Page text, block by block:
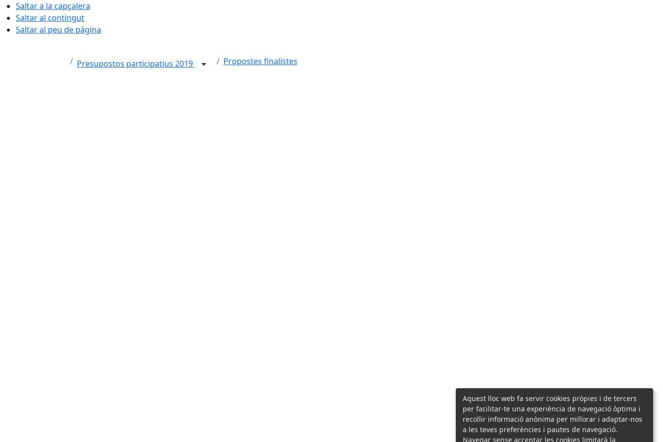
Saltar a la capçalera
Saltar al contingut
Saltar al peu de pàgina
Presupostos participatius 2019 Propostes finalistes
Aquest lloc web fa servir cookies pròpies i de tercers
per facilitar-te una experiència de navegació òptima i
recollir informació anònima per millorar i adaptar-nos
a les teves preferències i pautes de navegació.
Navegar sense acceptar les cookies limitarà la